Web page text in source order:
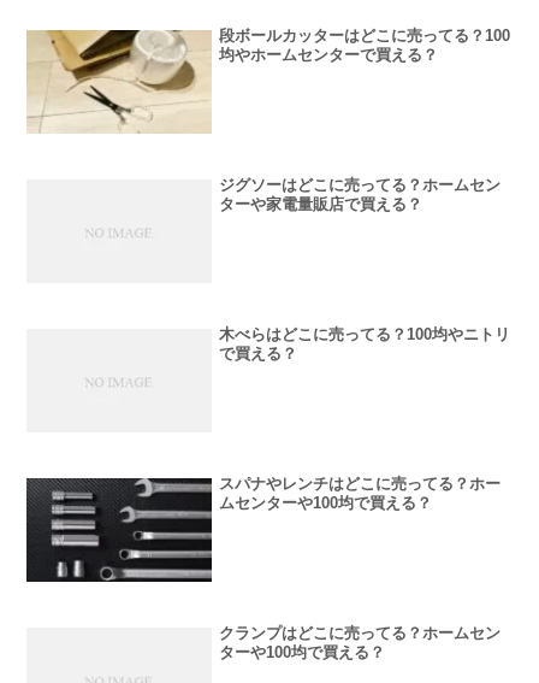
段ボールカッターはどこに売ってる？100
均やホームセンターで買える？
ジグソーはどこに売ってる？ホームセン
ターや家電量販店で買える？
木べらはどこに売ってる？100均やニトリ
で買える？
スパナやレンチはどこに売ってる？ホー
ムセンターや100均で買える？
クランプはどこに売ってる？ホームセン
ターや100均で買える？